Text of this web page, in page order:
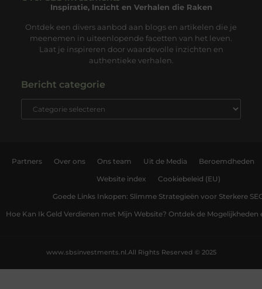
Inspiratie, Inzicht en Verhalen die Raken
Ontdek een divers aanbod aan blogs en artikelen die je
meenemen in uiteenlopende facetten van het leven.
Laat je inspireren door waardevolle inzichten en
authentieke verhalen.
Bericht categorie
Partners Over ons Ons team Uit de Media Beroemdheden
Website index Cookiebeleid (EU)
Goede Links Inkopen: Slimme Strategieën voor Sterkere
Hoe Kan Ik Geld Verdienen met Mijn Website? Ontdek de Mogelijkheden
All Rights Reserved © 2025
www.sbsinvestments.nl.